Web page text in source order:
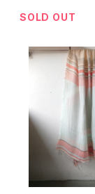
SOLD OUT